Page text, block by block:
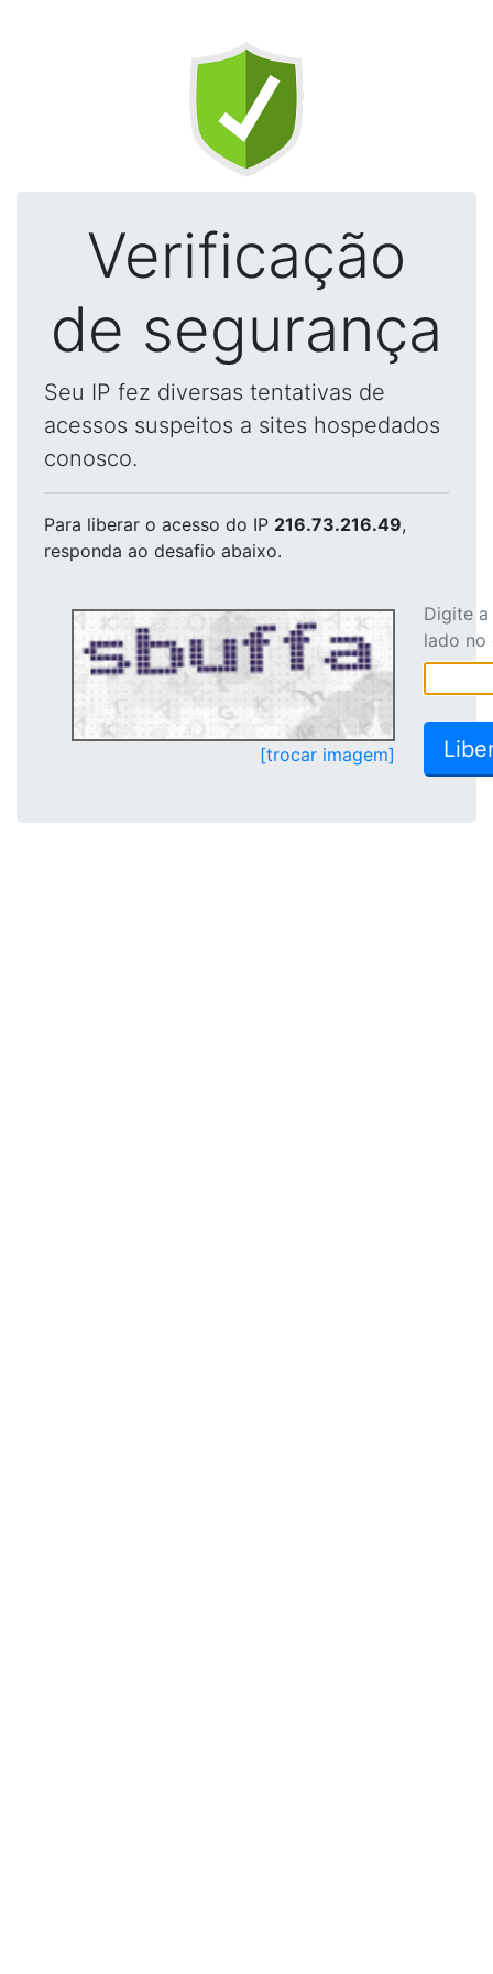
Verificação
de segurança
Seu IP fez diversas tentativas de
acessos suspeitos a sites hospedados
conosco.
Para liberar o acesso do IP 216.73.216.49,
responda ao desafio abaixo.
[trocar imagem]
Digite
lado no